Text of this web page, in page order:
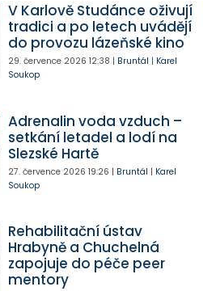
V Karlově Studánce oživují
tradici a po letech uvádějí
do provozu lázeňské kino
29. července 2026 12:38 | Bruntál | Karel
Soukop
Adrenalin voda vzduch –
setkání letadel a lodí na
Slezské Hartě
27. července 2026 19:26 | Bruntál | Karel
Soukop
Rehabilitační ústav
Hrabyně a Chuchelná
zapojuje do péče peer
mentory